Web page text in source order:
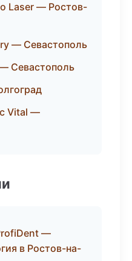
Laser — Ростов-
— Севастополь
Севастополь
Vital —
—
в Ростов-на-